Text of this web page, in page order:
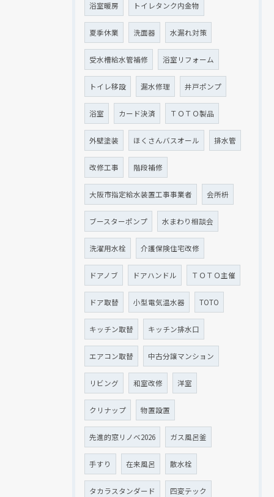
浴室暖房 トイレタンク内金物
夏季休業 洗面器 水漏れ対策
受水槽給水管補修 浴室リフォーム
トイレ移設 漏水修理 井戸ポンプ
浴室 カード決済 ＴＯＴＯ製品
外壁塗装 ほくさんバスオール 排水管
改修工事 階段補修
大阪市指定給水装置工事事業者 会所枡
ブースターポンプ 水まわり相談会
洗濯用水栓 介護保険住宅改修
ドアノブ ドアハンドル ＴＯＴＯ主催
ドア取替 小型電気温水器 TOTO
キッチン取替 キッチン排水口
エアコン取替 中古分譲マンション
リビング 和室改修 洋室
クリナップ 物置設置
先進的窓リノベ2026 ガス風呂釜
手すり 在来風呂 散水栓
タカラスタンダード 四変テック